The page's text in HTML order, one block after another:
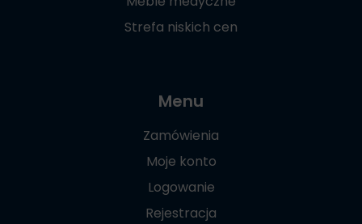
Strefa niskich cen
Menu
Zamówienia
Moje konto
Logowanie
Rejestracja